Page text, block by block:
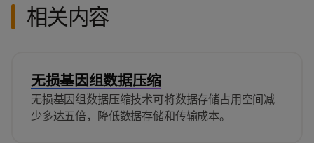
其他相关工具将读段比对到参考基因组或转录
组，并对基因或转录本表达进行定量。
间的基因表达。
差异表达（DE）分析和下游分析： 识别在不
同样本或条件间表达具有统计学显著差异的基
矩阵分析指标）与 10X Genomics Cell Ranger 流程
Cell RNA 应用程序可支持多种检测方法，不过我们
已针对Illumina Single Cell 3' RNA 制备试剂盒优化
了参数。
相关内容
无损基因组数据压缩
无损基因组数据压缩技术可将数据存储占用空间减
少多达五倍，降低数据存储和传输成本。